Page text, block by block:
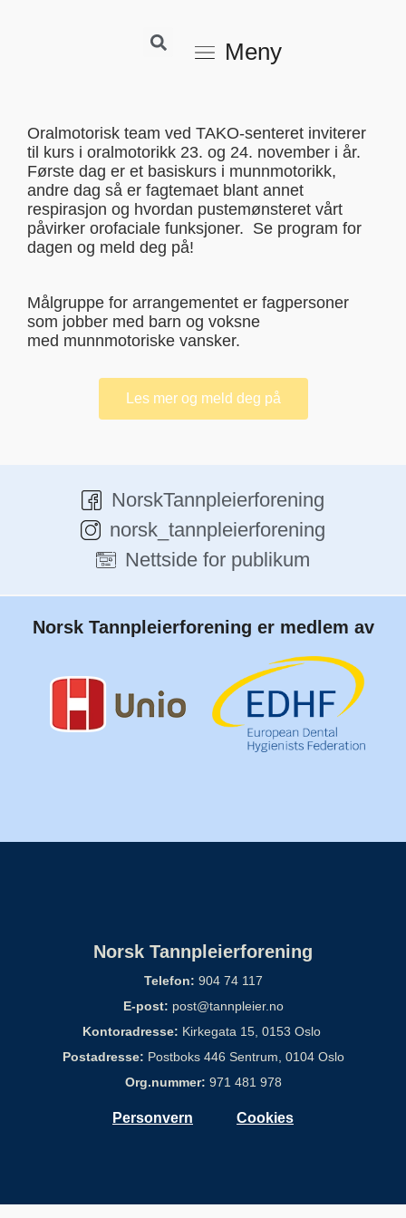
Meny
Oralmotorisk team ved TAKO-senteret inviterer
til kurs i oralmotorikk 23. og 24. november i år.
Første dag er et basiskurs i munnmotorikk,
andre dag så er fagtemaet blant annet
respirasjon og hvordan pustemønsteret vårt
påvirker orofaciale funksjoner. ​​ Se program for
dagen og meld deg på!
Målgruppe for arrangementet er fagpersoner
som jobber med barn og voksne
med munnmotoriske vansker.
Les mer og meld deg på
NorskTannpleierforening
norsk_tannpleierforening
Nettside for publikum
Norsk Tannpleierforening er medlem av
Norsk Tannpleierforening
Telefon: 904 74 117
E-post: post@tannpleier.no
Kontoradresse: Kirkegata 15, 0153 Oslo
Postadresse: Postboks 446 Sentrum, 0104 Oslo
Org.nummer: 971 481 978
Personvern Cookies